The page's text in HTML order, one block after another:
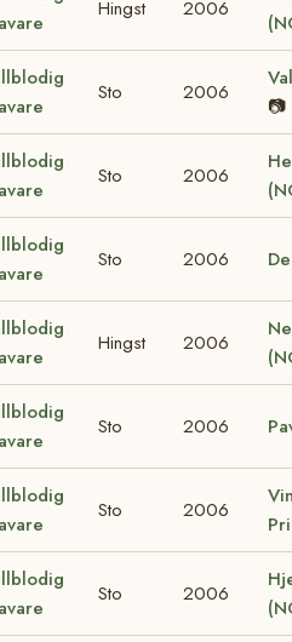
Hingst 2006
Sto 2006
📷
Sto 2006
Sto 2006
Hingst 2006
Sto 2006
Sto 2006
Sto 2006